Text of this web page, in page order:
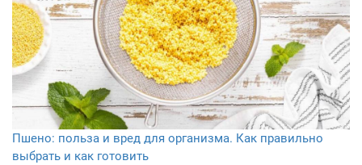
Пшено: польза и вред для организма. Как правильно
выбрать и как готовить